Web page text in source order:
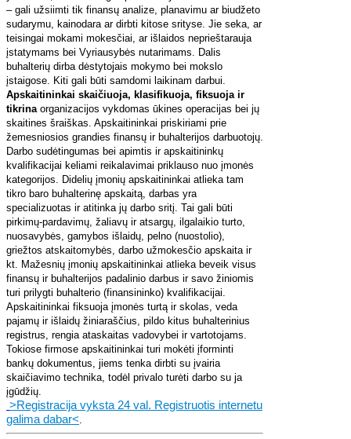
– gali užsiimti tik finansų analize, planavimu ar biudžeto
sudarymu, kainodara ar dirbti kitose srityse. Jie seka, ar
teisingai mokami mokesčiai, ar išlaidos neprieštarauja
įstatymams bei Vyriausybės nutarimams. Dalis
buhalterių dirba dėstytojais mokymo bei mokslo
įstaigose. Kiti gali būti samdomi laikinam darbui.
Apskaitininkai skaičiuoja, klasifikuoja, fiksuoja ir
tikrina organizacijos vykdomas ūkines operacijas bei jų
skaitines šraiškas. Apskaitininkai priskiriami prie
žemesniosios grandies finansų ir buhalterijos darbuotojų.
Darbo sudėtingumas bei apimtis ir apskaitininkų
kvalifikacijai keliami reikalavimai priklauso nuo įmonės
kategorijos. Didelių įmonių apskaitininkai atlieka tam
tikro baro buhalterinę apskaitą, darbas yra
specializuotas ir atitinka jų darbo sritį. Tai gali būti
pirkimų-pardavimų, žaliavų ir atsargų, ilgalaikio turto,
nuosavybės, gamybos išlaidų, pelno (nuostolio),
griežtos atskaitomybės, darbo užmokesčio apskaita ir
kt. Mažesnių įmonių apskaitininkai atlieka beveik visus
finansų ir buhalterijos padalinio darbus ir savo žiniomis
turi prilygti buhalterio (finansininko) kvalifikacijai.
Apskaitininkai fiksuoja įmonės turtą ir skolas, veda
pajamų ir išlaidų žiniaraščius, pildo kitus buhalterinius
registrus, rengia ataskaitas vadovybei ir vartotojams.
Tokiose firmose apskaitininkai turi mokėti įforminti
bankų dokumentus, jiems tenka dirbti su įvairia
skaičiavimo technika, todėl privalo turėti darbo su ja
įgūdžių.
>Registracija vyksta 24 val. Registruotis internetu
galima dabar<